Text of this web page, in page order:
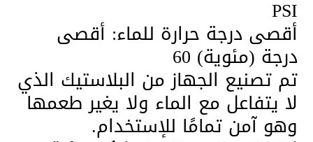
PSI
أقصى درجة حرارة للماء: أقصى
درجة (مئوية) 60
تم تصنيع الجهاز من البلاستيك الذي
لا يتفاعل مع الماء ولا يغير طعمها
وهو آمن تمامًا للإستخدام.